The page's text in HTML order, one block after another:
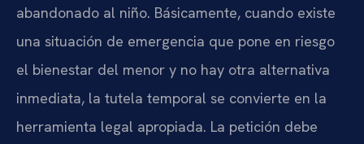
abandonado al niño. Básicamente, cuando existe
una situación de emergencia que pone en riesgo
el bienestar del menor y no hay otra alternativa
inmediata, la tutela temporal se convierte en la
herramienta legal apropiada. La petición debe